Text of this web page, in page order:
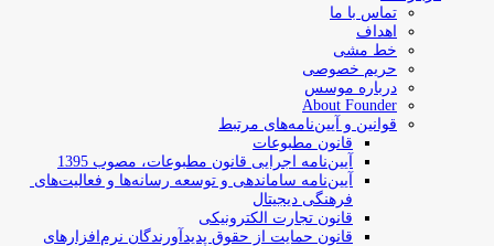
تماس با ما
اهداف
خط مشی
حریم خصوصی
درباره موسس
About Founder
قوانین و آیین‌نامه‌های مرتبط
‌قانون مطبوعات
آیین‌نامه اجرایی قانون مطبوعات، مصوب 1395
آیین‌نامه سامان­دهی و توسعه رسانه­‌ها و فعالیت‌­های
فرهنگی دیجیتال
قانون تجارت الکترونیکی
قانون حمایت از حقوق پدیدآورندگان نرم‌افزارهای